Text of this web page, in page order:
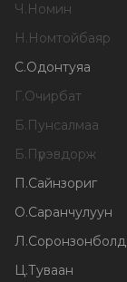
Ч.Номин
Н.Номтойбаяр
С.Одонтуяа
Г.Очирбат
Б.Пунсалмаа
Б.Пүрэвдорж
П.Сайнзориг
О.Саранчулуун
Л.Соронзонболд
Ц.Туваан